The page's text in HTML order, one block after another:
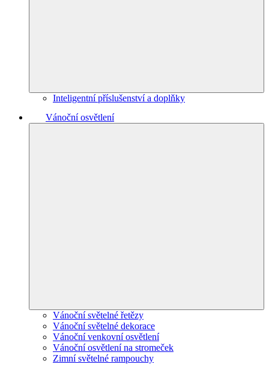
Inteligentní příslušenství a doplňky
Vánoční osvětlení
Vánoční světelné řetězy
Vánoční světelné dekorace
Vánoční venkovní osvětlení
Vánoční osvětlení na stromeček
Zimní světelné rampouchy